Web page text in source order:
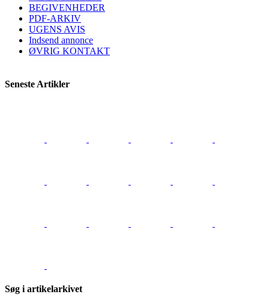
BEGIVENHEDER
PDF-ARKIV
UGENS AVIS
Indsend annonce
ØVRIG KONTAKT
Seneste Artikler
Søg i artikelarkivet